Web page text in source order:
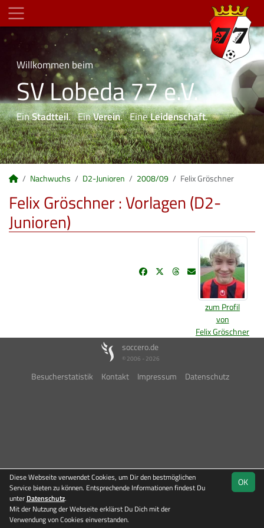
Willkommen beim
SV Lobeda 77 e.V.
EinStadtteil. EinVerein. EineLeidenschaft.
Nachwuchs D2-Junioren 2008/09 Felix Gröschner
Felix Gröschner : Vorlagen (D2-
Junioren)
zum Profil
von
Felix Gröschner
soccero.de
© 2006 - 2026
Besucherstatistik Kontakt Impressum Datenschutz
OK
Diese Webseite verwendet Cookies, um Dir den bestmöglichen
Service bieten zu können. Entsprechende Informationen findest Du
unter Datenschutz.
Mit der Nutzung der Webseite erklärst Du Dich mit der
Verwendung von Cookies einverstanden.